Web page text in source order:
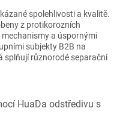
spolehlivosti a kvalitě.
z protikorozních
a úspornými
subjekty B2B na
splňují různorodé separační